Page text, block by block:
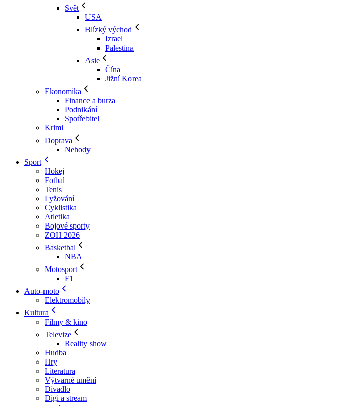
Svět
USA
Blízký východ
Izrael
Palestina
Asie
Čína
Jižní Korea
Ekonomika
Finance a burza
Podnikání
Spotřebitel
Krimi
Doprava
Nehody
Sport
Hokej
Fotbal
Tenis
Lyžování
Cyklistika
Atletika
Bojové sporty
ZOH 2026
Basketbal
NBA
Motosport
F1
Auto-moto
Elektromobily
Kultura
Filmy & kino
Televize
Reality show
Hudba
Hry
Literatura
Výtvarné umění
Divadlo
Digi a stream